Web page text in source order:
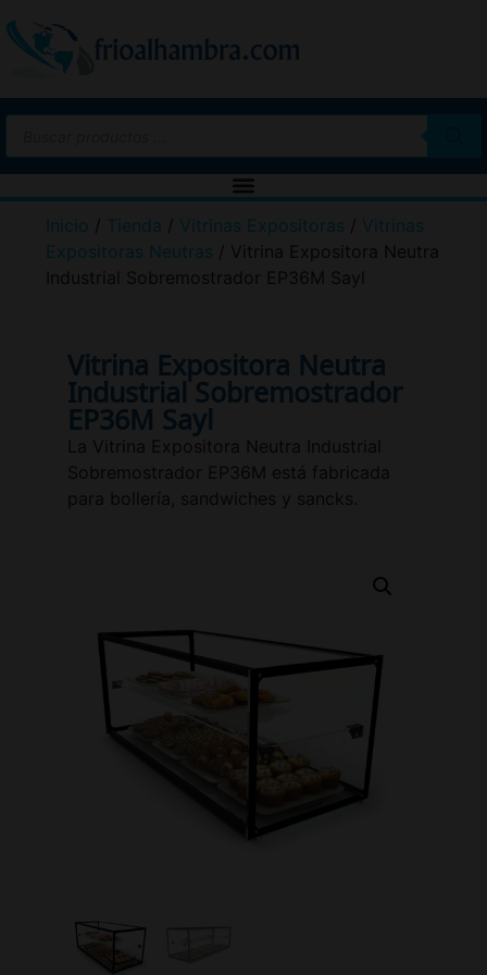
Inicio / Tienda / Vitrinas Expositoras / Vitrinas
Expositoras Neutras / Vitrina Expositora Neutra
Industrial Sobremostrador EP36M Sayl
Vitrina Expositora Neutra
Industrial Sobremostrador
EP36M Sayl
La Vitrina Expositora Neutra Industrial
Sobremostrador EP36M está fabricada
para bollería, sandwiches y sancks.